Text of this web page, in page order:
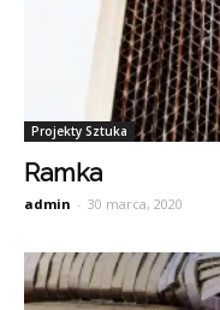
Projekty Sztuka
Ramka
admin - 30 marca, 2020